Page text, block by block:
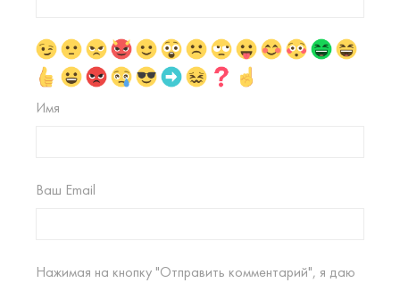
Имя
Ваш Email
Нажимая на кнопку "Отправить комментарий", я даю